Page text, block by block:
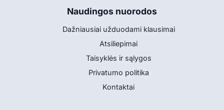
Naudingos nuorodos
Dažniausiai užduodami klausimai
Atsiliepimai
Taisyklės ir sąlygos
Privatumo politika
Kontaktai